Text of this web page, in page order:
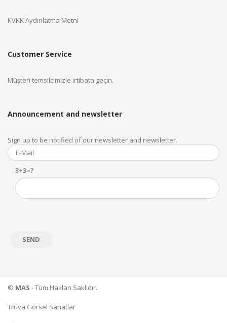
KVKK Aydınlatma Metni
Customer Service
Müşteri temsilcimizle irtibata geçin.
Announcement and newsletter
Sign up to be notified of our newsletter and newsletter.
3+3=?
© MAS - Tüm Hakları Saklıdır.
Truva Görsel Sanatlar